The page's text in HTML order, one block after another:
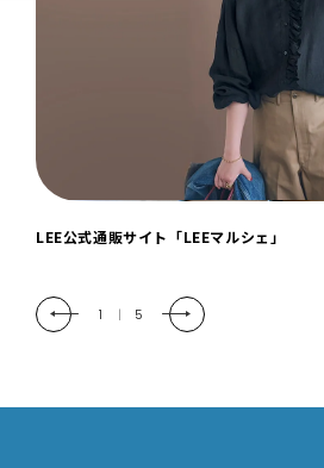
「LEE DAYS」本物志向にときめく。大人カ
2 | 5